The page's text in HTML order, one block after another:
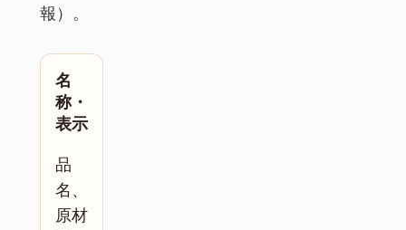
報）。
名
称・
表示
品
名、
原材